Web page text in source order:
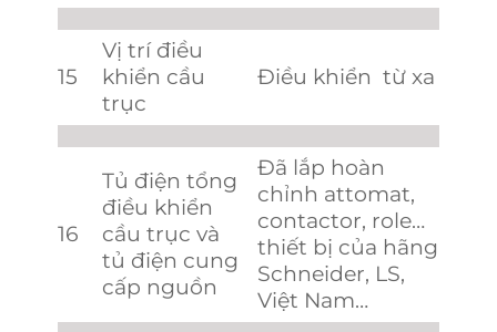
15
Vị trí điều
khiển cầu
trục
Điều khiển từ xa
16
Tủ điện tổng
điều khiển
cầu trục và
tủ điện cung
cấp nguồn
Đã lắp hoàn
chỉnh attomat,
contactor, role…
thiết bị của hãng
Schneider, LS,
Việt Nam…